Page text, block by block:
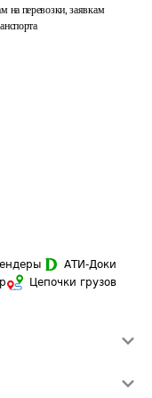
на перевозки, заявкам
АТИ-Доки
Цепочки грузов